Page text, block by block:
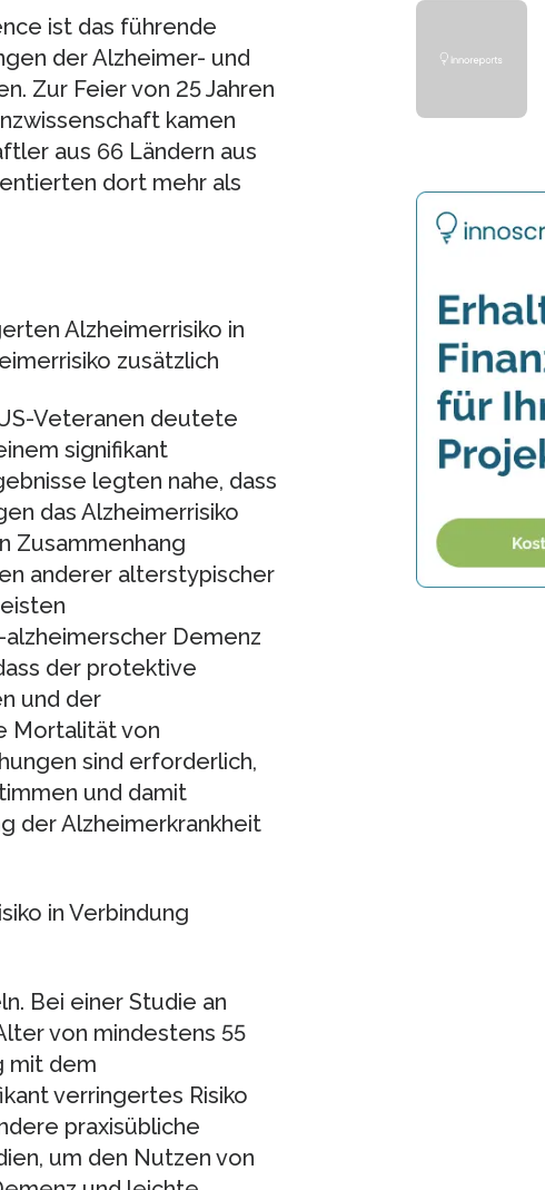
ist das führende
der Alzheimer- und
Zur Feier von 25 Jahren
kamen
aus 66 Ländern aus
dort mehr als
Alzheimerrisiko in
zusätzlich
Veteranen deutete
signifikant
legten nahe, dass
das Alzheimerrisiko
Zusammenhang
anderer alterstypischer
Demenz
der protektive
und der
Mortalität von
sind erforderlich,
und damit
der Alzheimerkrankheit
in Verbindung
Bei einer Studie an
von mindestens 55
mit dem
verringertes Risiko
praxisübliche
um den Nutzen von